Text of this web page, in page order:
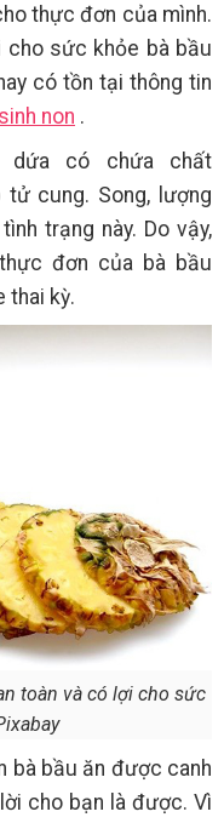
thực đơn của mình.
cho sức khỏe bà bầu
có tồn tại thông tin
non .
dứa có chứa chất
tử cung. Song, lượng
trạng này. Do vậy,
đơn của bà bầu
thai kỳ.
toàn và có lợi cho sức
bà bầu ăn được canh
cho bạn là được. Vì